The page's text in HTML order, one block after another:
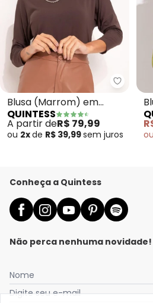
Blusa (Marrom) em
Malha de Viscose
QUINTESS
A partir deR$ 79,99
ou 2xde R$ 39,99sem juros ou
Conheça a Quintess
Não perca nenhuma novidade!
Nome
Digite seu e-mail